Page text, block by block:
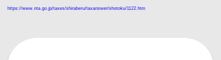
https://www.nta.go.jp/taxes/shiraberu/taxanswer/shotoku/1122.htm